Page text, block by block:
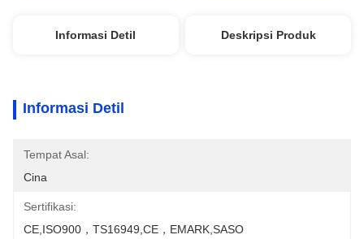
Informasi Detil Deskripsi Produk
Informasi Detil
Tempat Asal:
Cina
Sertifikasi:
CE,ISO900，TS16949,CE，EMARK,SASO